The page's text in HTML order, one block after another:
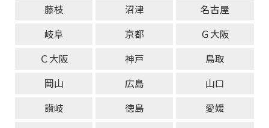
藤枝
沼津
名古屋
岐阜
京都
Ｇ大阪
Ｃ大阪
神戸
鳥取
岡山
広島
山口
讃岐
徳島
愛媛